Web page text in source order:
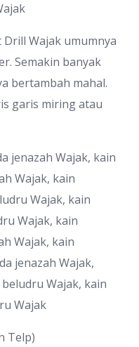
Wajak umumnya
Semakin banyak
bertambah mahal.
garis miring atau
jenazah Wajak, kain
Wajak, kain
Wajak, kain
Wajak, kain
Wajak, kain
jenazah Wajak,
Wajak, kain
Wajak
Telp)